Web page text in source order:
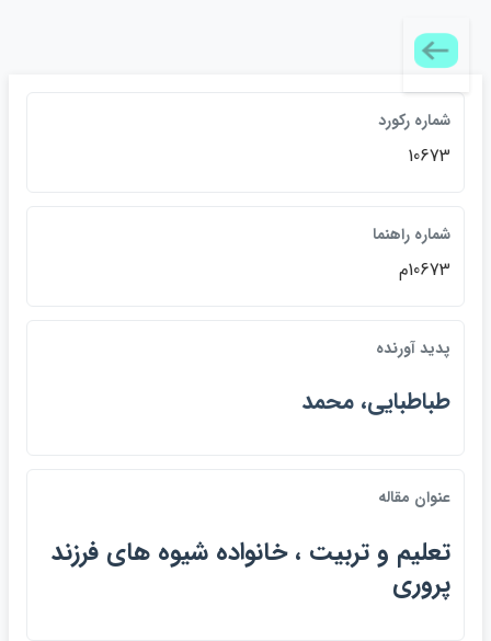
شماره رکورد
10673
شماره راهنما
10673م
پديد آورنده
طباطبايي، محمد
عنوان مقاله
تعليم و تربيت ، خانواده شيوه هاي فرزند
پروري